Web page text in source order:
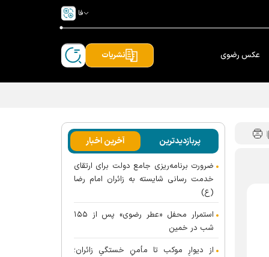
فا
عکس رضوی نشریات
پربازدیدترین آخرین اخبار
ضرورت برنامه‌ریزی جامع دولت برای ارتقای
خدمت رسانی شایسته به زائران امام رضا
(ع)
استمرار محفل «عطر رضوی» پس از ۱۵۵
شب در خمین
از دیوارِ موکب تا مأمنِ خستگیِ زائران؛